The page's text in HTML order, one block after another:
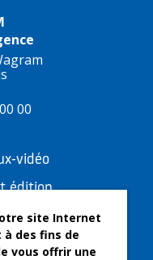
00
vidéo
édition
auteurs
site Internet
des fins de
vous offrir une